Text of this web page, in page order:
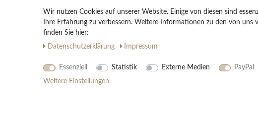
service@teppich-boss.de
Teppich Boss GmbH, 20259 Hamburg, Teppich Boss GmbH
Wir nutzen Cookies auf unserer Website. Einige von diesen sind
Ihre Erfahrung zu verbessern. Weitere Informationen zu den von
finden Sie hier:
Daten­schutz­erklärung
Impressum
Essenziell Statistik Externe Medien PayPal
Weitere Einstellungen